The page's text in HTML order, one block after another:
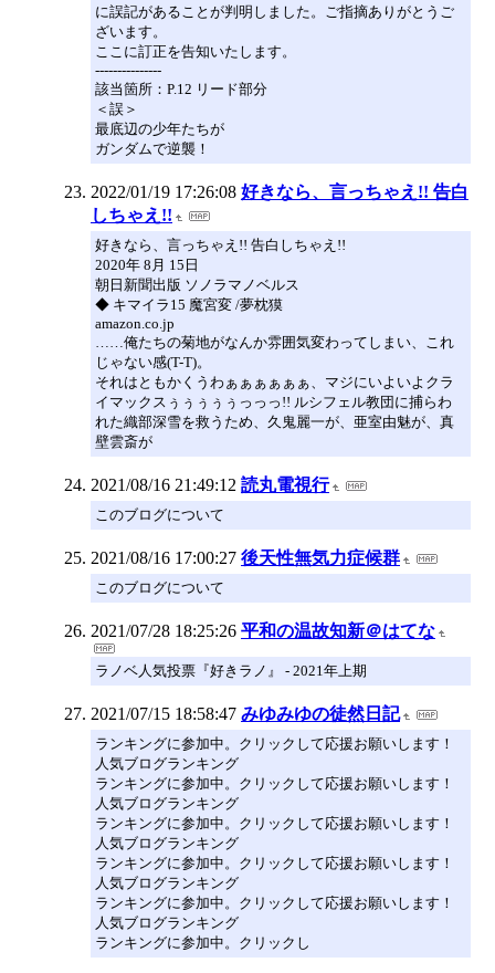
に誤記があることが判明しました。ご指摘ありがとうご
ざいます。
ここに訂正を告知いたします。
---------------
該当箇所：P.12 リード部分
＜誤＞
最底辺の少年たちが
ガンダムで逆襲！
2022/01/19 17:26:08 好きなら、言っちゃえ!! 告白
しちゃえ!!
好きなら、言っちゃえ!! 告白しちゃえ!!
2020年 8月 15日
朝日新聞出版 ソノラマノベルス
◆ キマイラ15 魔宮変 /夢枕獏
amazon.co.jp
……俺たちの菊地がなんか雰囲気変わってしまい、これ
じゃない感(T-T)。
それはともかくうわぁぁぁぁぁぁ、マジにいよいよクラ
イマックスぅぅぅぅぅっっっ!! ルシフェル教団に捕らわ
れた織部深雪を救うため、久鬼麗一が、亜室由魅が、真
壁雲斎が
2021/08/16 21:49:12 読丸電視行
このブログについて
2021/08/16 17:00:27 後天性無気力症候群
このブログについて
2021/07/28 18:25:26 平和の温故知新＠はてな
ラノベ人気投票『好きラノ』 - 2021年上期
2021/07/15 18:58:47 みゆみゆの徒然日記
ランキングに参加中。クリックして応援お願いします！
人気ブログランキング
ランキングに参加中。クリックして応援お願いします！
人気ブログランキング
ランキングに参加中。クリックして応援お願いします！
人気ブログランキング
ランキングに参加中。クリックして応援お願いします！
人気ブログランキング
ランキングに参加中。クリックして応援お願いします！
人気ブログランキング
ランキングに参加中。クリックし